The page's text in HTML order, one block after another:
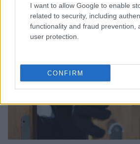
I want to allow Google to enable
related to security, including
functionality and fraud prevention,
user protection.
CONFIRM
À lire aussi